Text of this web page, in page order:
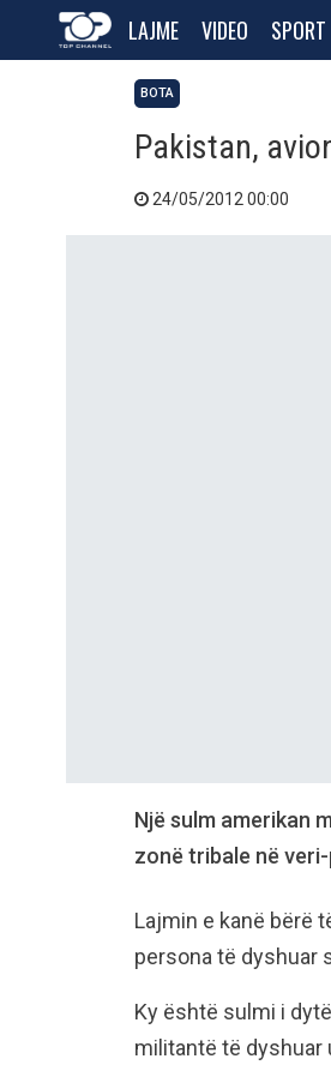
LAJME VIDEO SPORT
BOTA
Pakistan,
24/05/2012 00:00
Një sulm amerikan
zonë tribale në
Lajmin e kanë bërë
persona të dyshuar
Ky është sulmi i
militantë të dyshuar